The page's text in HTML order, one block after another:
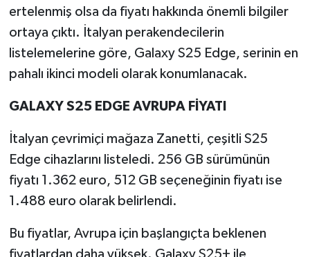
ertelenmiş olsa da fiyatı hakkında önemli bilgiler
ortaya çıktı. İtalyan perakendecilerin
listelemelerine göre, Galaxy S25 Edge, serinin en
pahalı ikinci modeli olarak konumlanacak.
GALAXY S25 EDGE AVRUPA FİYATI
İtalyan çevrimiçi mağaza Zanetti, çeşitli S25
Edge cihazlarını listeledi. 256 GB sürümünün
fiyatı 1.362 euro, 512 GB seçeneğinin fiyatı ise
1.488 euro olarak belirlendi.
Bu fiyatlar, Avrupa için başlangıçta beklenen
fiyatlardan daha yüksek. Galaxy S25+ ile